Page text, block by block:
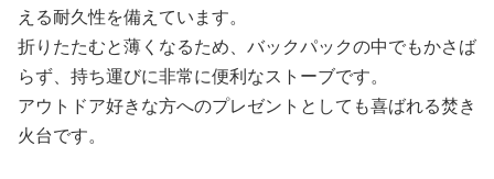
える耐久性を備えています。
折りたたむと薄くなるため、バックパックの中でもかさば
らず、持ち運びに非常に便利なストーブです。
アウトドア好きな方へのプレゼントとしても喜ばれる焚き
火台です。